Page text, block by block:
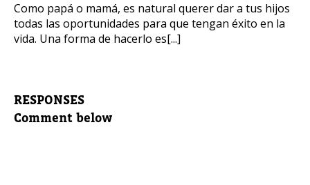
Como papá o mamá, es natural querer dar a tus hijos
todas las oportunidades para que tengan éxito en la
vida. Una forma de hacerlo es[...]
RESPONSES
Comment below